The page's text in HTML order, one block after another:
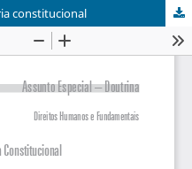
constitucional